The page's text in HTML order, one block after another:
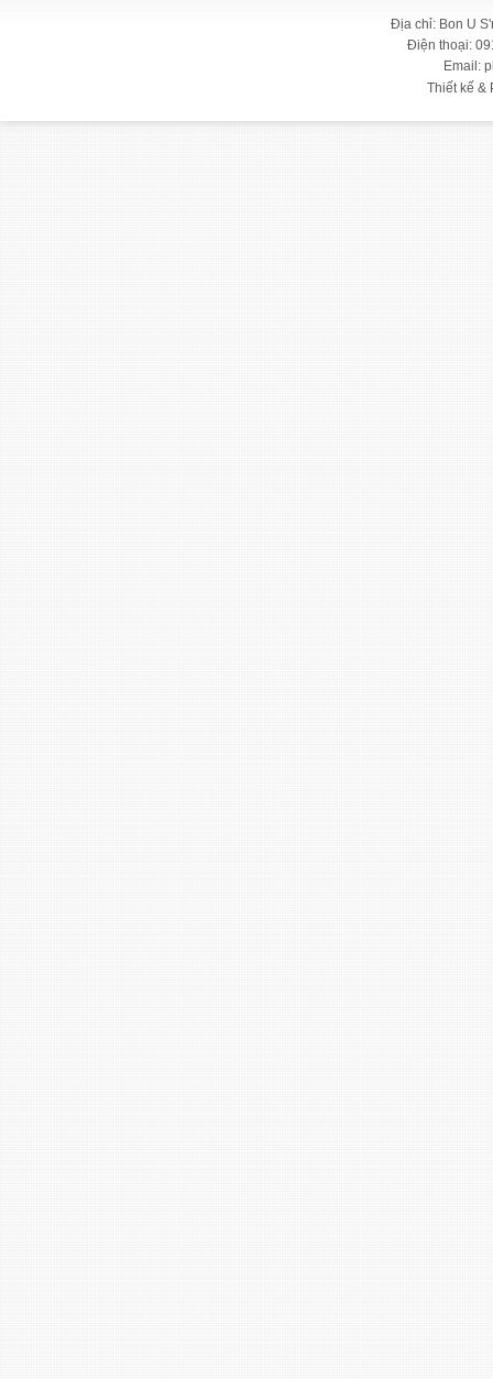
Địa chỉ: Bon U
Điện thoại:
Email:
Thiết kế &